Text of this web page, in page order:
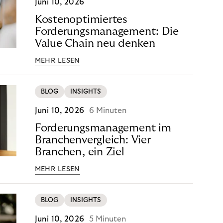
Juni 10, 2026
Kostenoptimiertes
Forderungsmanagement: Die
Value Chain neu denken
MEHR LESEN
BLOG INSIGHTS
Juni 10, 2026 6 Minuten
Forderungsmanagement im
Branchenvergleich: Vier
Branchen, ein Ziel
MEHR LESEN
BLOG INSIGHTS
Juni 10, 2026 5 Minuten